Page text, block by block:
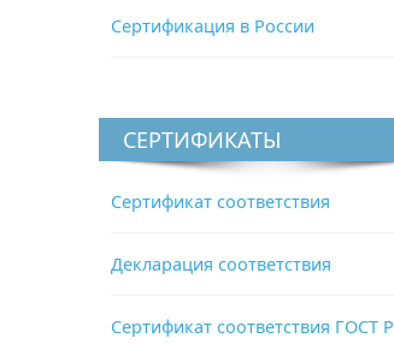
Сертификация в России
СЕРТИФИКАТЫ
Сертификат соответствия
Декларация соответствия
Сертификат соответствия ГОСТ Р